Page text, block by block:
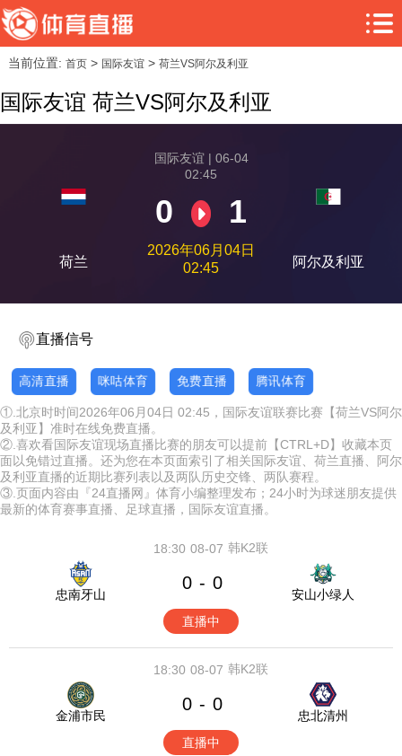
当前位置: 首页> 国际友谊> 荷兰VS阿尔及利亚
国际友谊 荷兰VS阿尔及利亚
荷兰
国际友谊 | 06-04
02:45
0 1
2026年06月04日
02:45
阿尔及利亚
直播信号
高清直播 咪咕体育 免费直播 腾讯体育
①.北京时时间2026年06月04日 02:45，国际友谊联赛比赛【荷兰VS阿尔
及利亚】准时在线免费直播。
②.喜欢看国际友谊现场直播比赛的朋友可以提前【CTRL+D】收藏本页
面以免错过直播。还为您在本页面索引了相关国际友谊、荷兰直播、阿尔
及利亚直播的近期比赛列表以及两队历史交锋、两队赛程。
③.页面内容由『24直播网』体育小编整理发布；24小时为球迷朋友提供
最新的体育赛事直播、足球直播，国际友谊直播。
08-07
18:30 韩K2联
忠南牙山
0 - 0
安山小绿人
直播中
08-07
18:30 韩K2联
金浦市民
0 - 0
忠北清州
直播中